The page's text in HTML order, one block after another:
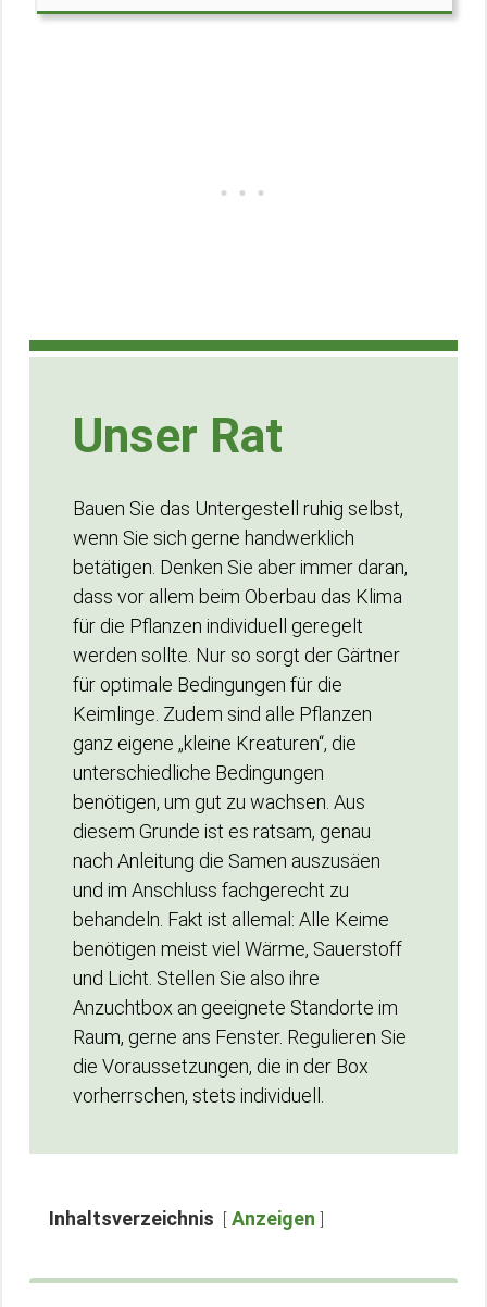
Unser Rat
Bauen Sie das Untergestell ruhig selbst,
wenn Sie sich gerne handwerklich
betätigen. Denken Sie aber immer daran,
dass vor allem beim Oberbau das Klima
für die Pflanzen individuell geregelt
werden sollte. Nur so sorgt der Gärtner
für optimale Bedingungen für die
Keimlinge. Zudem sind alle Pflanzen
ganz eigene „kleine Kreaturen“, die
unterschiedliche Bedingungen
benötigen, um gut zu wachsen. Aus
diesem Grunde ist es ratsam, genau
nach Anleitung die Samen auszusäen
und im Anschluss fachgerecht zu
behandeln. Fakt ist allemal: Alle Keime
benötigen meist viel Wärme, Sauerstoff
und Licht. Stellen Sie also ihre
Anzuchtbox an geeignete Standorte im
Raum, gerne ans Fenster. Regulieren Sie
die Voraussetzungen, die in der Box
vorherrschen, stets individuell.
Inhaltsverzeichnis Anzeigen